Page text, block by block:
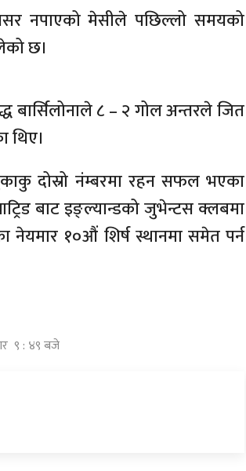
नपाएको मेसीले पछिल्लो समयको
छ।
बार्सिलोनाले ८ – २ गोल अन्तरले जित
थिए।
दोस्रो नंम्बरमा रहन सफल भएका
बाट इङ्ल्यान्डको जुभेन्टस क्लबमा
नेयमार १०औं शिर्ष स्थानमा समेत पर्न
९ : ४९ बजे